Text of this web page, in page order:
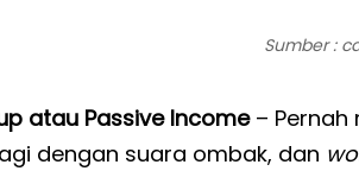
Sumber :
atau Passive Income– Pernah
dengan suara ombak, dan